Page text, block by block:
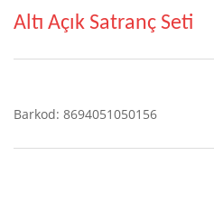
Altı Açık Satranç Seti
Barkod: 8694051050156